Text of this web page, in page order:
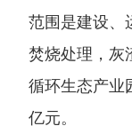
范围是建设、
焚烧处理，灰
循环生态产业
亿元。